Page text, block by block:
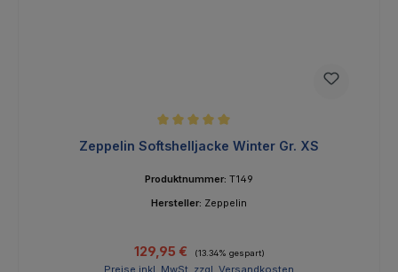
Zeppelin Softshelljacke Winter Gr. XS
Produktnummer: T149
Hersteller: Zeppelin
Verkaufspreis:
129,95 € Regulärer Preis:
(13.34% gespart)